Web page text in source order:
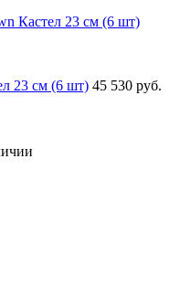
23 см (6 шт) 45 530 руб.